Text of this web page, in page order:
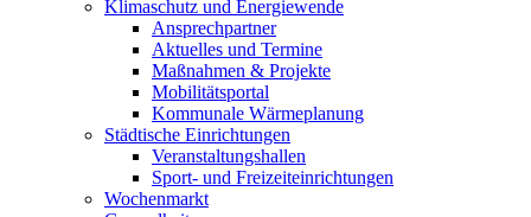
Klimaschutz und Energiewende
Ansprechpartner
Aktuelles und Termine
Maßnahmen & Projekte
Mobilitätsportal
Kommunale Wärmeplanung
Städtische Einrichtungen
Veranstaltungshallen
Sport- und Freizeiteinrichtungen
Wochenmarkt